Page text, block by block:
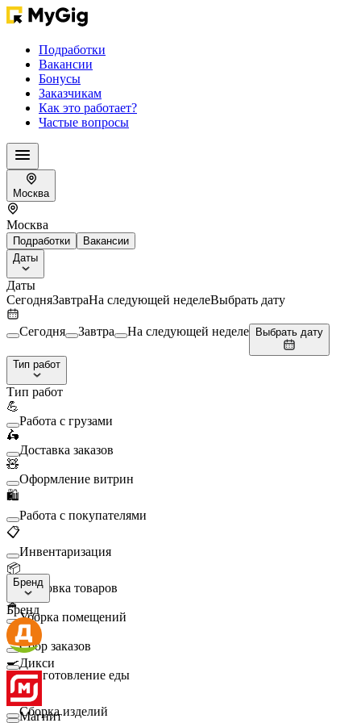
Подработки
Вакансии
Бонусы
Заказчикам
Как это работает?
Частые вопросы
Москва
Москва
Подработки
Вакансии
Даты
Даты
СегодняЗавтраНа следующей неделеВыбрать дату
Сегодня Завтра На следующей неделе Выбрать дату
Тип работ
Тип работ
💪
Работа с грузами
🛵
Доставка заказов
🧸
Оформление витрин
🛍️
Работа с покупателями
📋
Инвентаризация
📦
Упаковка товаров
🧹
Уборка помещений
🛒
Сбор заказов
🍳
Приготовление еды
🛠️
Сборка изделий
Бренд
Бренд
Дикси
Магнит